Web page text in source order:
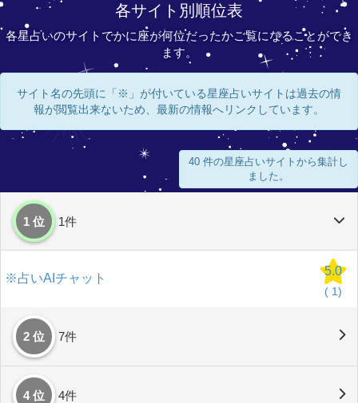
各サイト別順位表
各星占いのサイトでかに座が何位だったかご覧になることができ
ます。
サイト名の先頭に「※」が付いている星座占いサイトは過去の情
報が閲覧出来ないため、最新の情報へリンクしています。
40 件の星座占いサイトから集計し
ました。
1 位 1件
※占いAIチャット
5.0
( 1)
2 位 7件
4 位 4件